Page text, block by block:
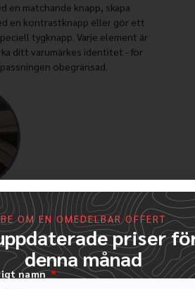
en matchande knapp, skapa
en kontrastknapp eller gör ett
tygknapp. Varje element är
ditt varumärkes identitet - för
obegränsad.
för specialtyg
BE OM EN OMEDELBAR OFFERT
priser
denna månad
namn